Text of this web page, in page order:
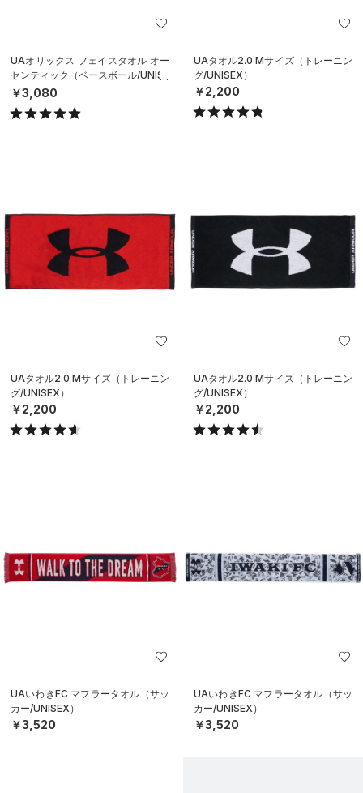
UAオリックス フェイスタオル オー
センティック（ベースボール/UNISE
X）
￥3,080
UAタオル2.0 Mサイズ（トレーニン
グ/UNISEX）
￥2,200
UAタオル2.0 Mサイズ（トレーニン
グ/UNISEX）
￥2,200
UAタオル2.0 Mサイズ（トレーニン
グ/UNISEX）
￥2,200
UAいわきFC マフラータオル（サッ
カー/UNISEX）
￥3,520
UAいわきFC マフラータオル（サッ
カー/UNISEX）
￥3,520